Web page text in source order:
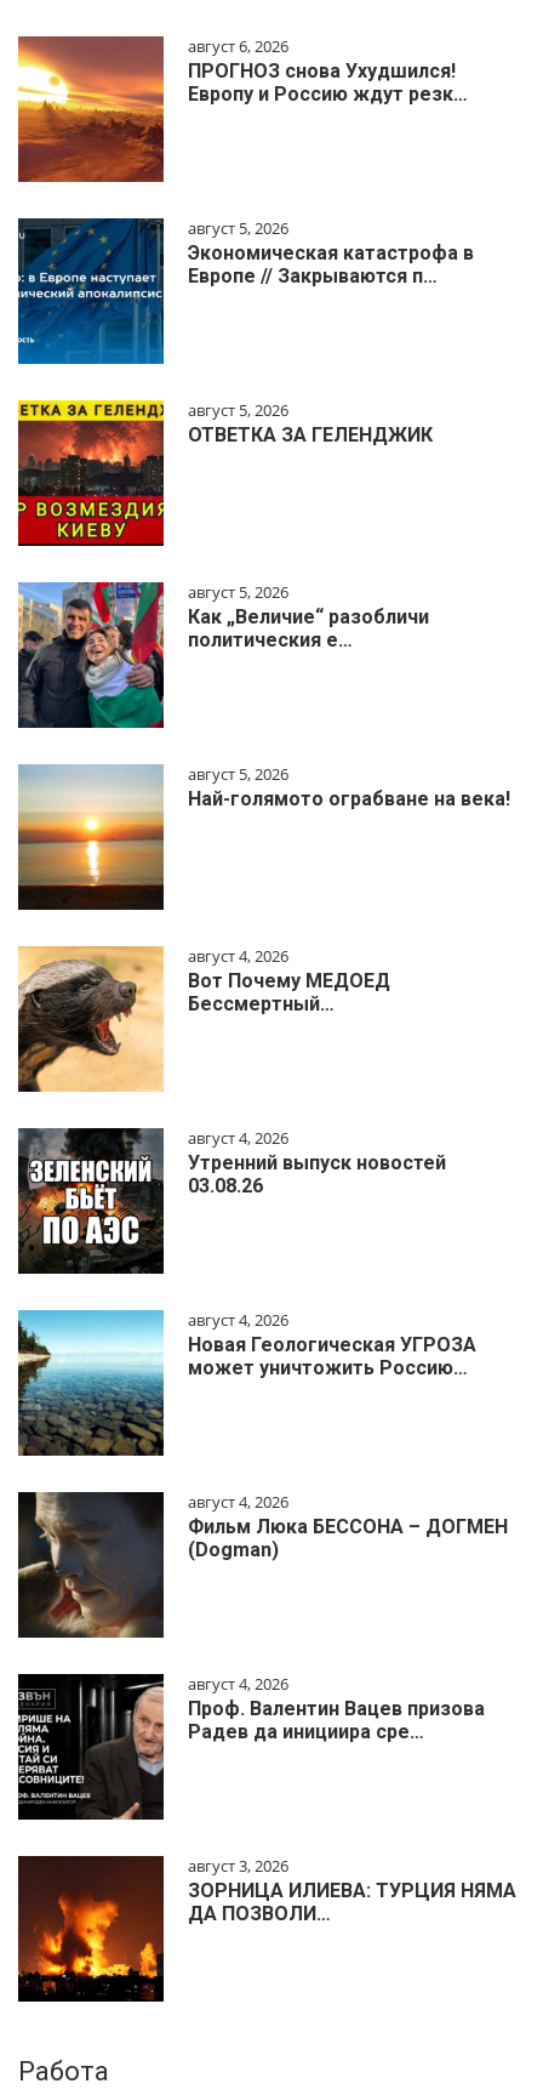
август 6, 2026
ПРОГНОЗ снова Ухудшился!
Европу и Россию ждут резк…
август 5, 2026
Экономическая катастрофа в
Европе // Закрываются п…
август 5, 2026
ОТВЕТКА ЗА ГЕЛЕНДЖИК
август 5, 2026
Как „Величие“ разобличи
политическия е…
август 5, 2026
Най-голямото ограбване на века!
август 4, 2026
Вот Почему МЕДОЕД
Бессмертный…
август 4, 2026
Утренний выпуск новостей
03.08.26
август 4, 2026
Новая Геологическая УГРОЗА
может уничтожить Россию…
август 4, 2026
Фильм Люка БЕССОНА – ДОГМЕН
(Dogman)
август 4, 2026
Проф. Валентин Вацев призова
Радев да инициира сре…
август 3, 2026
ЗОРНИЦА ИЛИЕВА: ТУРЦИЯ НЯМА
ДА ПОЗВОЛИ…
Работа